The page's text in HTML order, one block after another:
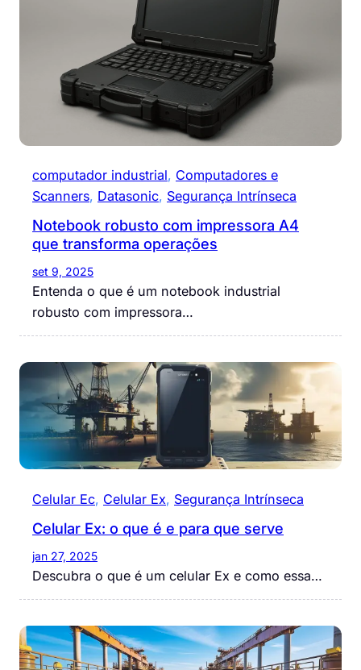
computador industrial, Computadores e
Scanners, Datasonic, Segurança Intrínseca
Notebook robusto com impressora A4
que transforma operações
set 9, 2025
Entenda o que é um notebook industrial
robusto com impressora…
Celular Ec, Celular Ex, Segurança Intrínseca
Celular Ex: o que é e para que serve
jan 27, 2025
Descubra o que é um celular Ex e como essa…